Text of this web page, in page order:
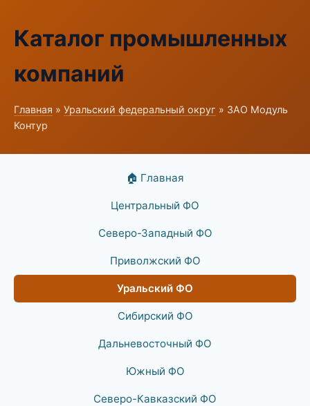
Каталог промышленных
компаний
Главная » Уральский федеральный округ » ЗАО Модуль
Контур
🏠 Главная
Центральный ФО
Северо-Западный ФО
Приволжский ФО
Уральский ФО
Сибирский ФО
Дальневосточный ФО
Южный ФО
Северо-Кавказский ФО